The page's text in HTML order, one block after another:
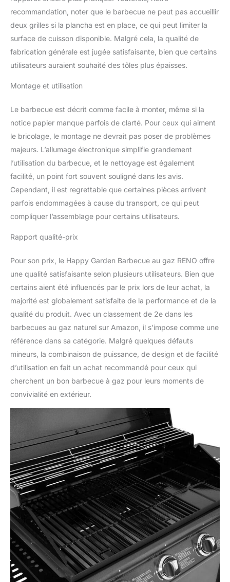
recommandation, noter que le barbecue ne peut pas accueillir
deux grilles si la plancha est en place, ce qui peut limiter la
surface de cuisson disponible. Malgré cela, la qualité de
fabrication générale est jugée satisfaisante, bien que certains
utilisateurs auraient souhaité des tôles plus épaisses.
Montage et utilisation
Le barbecue est décrit comme facile à monter, même si la
notice papier manque parfois de clarté. Pour ceux qui aiment
le bricolage, le montage ne devrait pas poser de problèmes
majeurs. L’allumage électronique simplifie grandement
l’utilisation du barbecue, et le nettoyage est également
facilité, un point fort souvent souligné dans les avis.
Cependant, il est regrettable que certaines pièces arrivent
parfois endommagées à cause du transport, ce qui peut
compliquer l’assemblage pour certains utilisateurs.
Rapport qualité-prix
Pour son prix, le Happy Garden Barbecue au gaz RENO offre
une qualité satisfaisante selon plusieurs utilisateurs. Bien que
certains aient été influencés par le prix lors de leur achat, la
majorité est globalement satisfaite de la performance et de la
qualité du produit. Avec un classement de 2e dans les
barbecues au gaz naturel sur Amazon, il s’impose comme une
référence dans sa catégorie. Malgré quelques défauts
mineurs, la combinaison de puissance, de design et de facilité
d’utilisation en fait un achat recommandé pour ceux qui
cherchent un bon barbecue à gaz pour leurs moments de
convivialité en extérieur.